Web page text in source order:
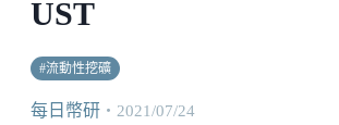
UST
#流動性挖礦
每日幣研 ・ 2021/07/24